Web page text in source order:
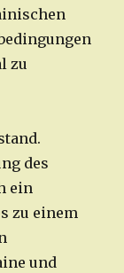
zu
des
ein
zu einem
und